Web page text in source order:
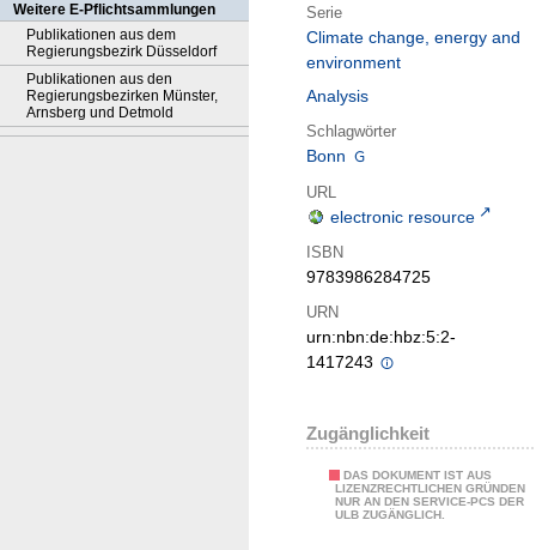
Weitere E-Pflichtsammlungen
Publikationen aus dem
Regierungsbezirk Düsseldorf
Publikationen aus den
Regierungsbezirken Münster,
Arnsberg und Detmold
Serie
Climate change, energy and
environment
Analysis
Schlagwörter
Bonn
URL
electronic resource
ISBN
9783986284725
URN
urn:nbn:de:hbz:5:2-
1417243
Zugänglichkeit
DAS DOKUMENT IST AUS
LIZENZRECHTLICHEN GRÜNDEN
NUR AN DEN SERVICE-PCS DER
ULB ZUGÄNGLICH.